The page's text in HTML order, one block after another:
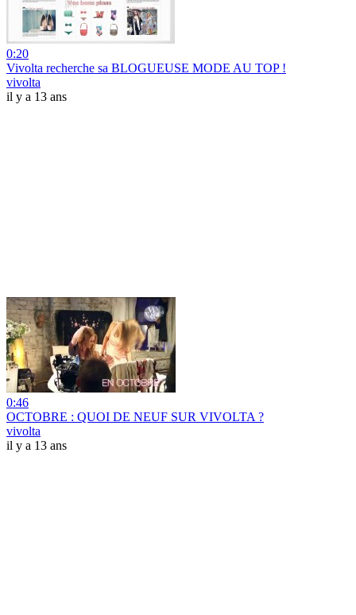
0:20
Vivolta recherche sa BLOGUEUSE MODE AU TOP !
vivolta
il y a 13 ans
0:46
OCTOBRE : QUOI DE NEUF SUR VIVOLTA ?
vivolta
il y a 13 ans